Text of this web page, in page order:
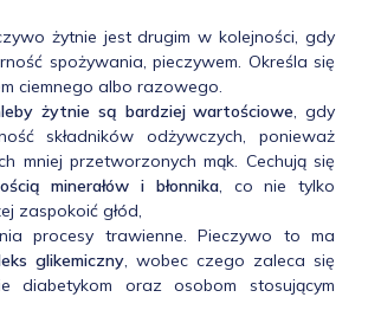
żytnie jest drugim w kolejności, gdy
spożywania, pieczywem. Określa się
ciemnego albo razowego.
żytnie są bardziej wartościowe, gdy
składników odżywczych, ponieważ
mniej przetworzonych mąk. Cechują się
minerałów i błonnika, co nie tylko
zaspokoić głód,
procesy trawienne. Pieczywo to ma
glikemiczny, wobec czego zaleca się
diabetykom oraz osobom stosującym